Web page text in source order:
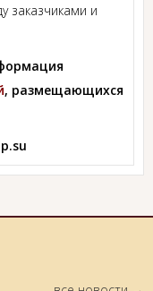
заказчиками и
, размещающихся